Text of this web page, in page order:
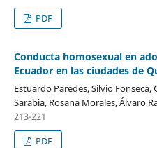
PDF
Conducta homosexual en
Ecuador en las ciudades de
Estuardo Paredes, Silvio Fonseca,
Sarabia, Rosana Morales, Álvaro
213-221
PDF